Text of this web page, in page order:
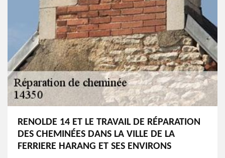
RENOLDE 14 ET LE TRAVAIL DE RÉPARATION
DES CHEMINÉES DANS LA VILLE DE LA
FERRIERE HARANG ET SES ENVIRONS